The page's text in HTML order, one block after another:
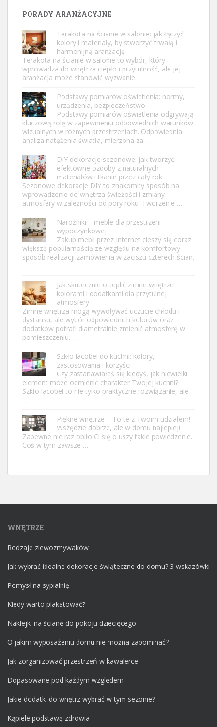
PORADY ARANŻACYJNE
Terakota na ścianie w salonie: jak łączyć
kolory i materiały, by stworzyć trwałą i
harmonijną aranżację
Terakota na ścianie w salonie to wybór, który
wprowadza do wnętrza ciepło i przytulność, ale jej
aranżacja może stanowić wyzwanie. …
Podstawy pomiarów oświetlenia: normy,
urządzenia, bezpieczeństwo
Podstawy pomiarów oświetlenia odgrywają
kluczową rolę w zapewnieniu odpowiednich warunków
wizualnych w różnych przestrzeniach. Odpowiednia
analiza natężenia światła, mierzona za …
DIY dekoracje sezonowe: jak tworzyć
efektowne ozdoby z naturalnych
materiałów i tkanin przez cały rok
Sezonowe dekoracje DIY to znakomity sposób na
wprowadzenie do wnętrza świeżości i zmiany
atmosfery w zależności od pory roku. Tworzenie …
Narożniki – meble dla przestrzeni
wypoczynkowej
Zakup mebli przez Internet cieszy się coraz
większą popularnością ze względu na komfortowy
sposób realizacji zamówienia w zaciszu czterech ścian.
…
Jak skutecznie ocieplić zimne wnętrze
kolorami i dodatkami dla przytulnej
atmosfery
Zimne wnętrza mogą wywoływać uczucie chłodu i
dystansu, ale wybór odpowiednich kolorów oraz
dodatków potrafi diametralnie zmienić atmosferę w
pomieszczeniu. …
Szkło lacobel do kuchni: kolory,
zastosowania i korzyści
Czy zastanawiałeś się kiedyś, jak niewielki
element może odmienić charakter Twojej kuchni?
Szkło lacobel to nie tylko praktyczne rozwiązanie, ale
…
Piękne wnętrze – To te z Twoim udziałem!
Wszędzie dobrze, ale w domu najlepiej!
Zapewne nie raz obiło Ci się o uszy takie powiedzenie.
Coś w tym zawsze …
WNĘTRZE
Rodzaje zlewozmywaków
Jak wybrać idealne dekoracje świąteczne do domu? 3 wskazówki
Pomysł na sypialnię
Kiedy warto plakatować?
Naklejki na ścianę do pokoju dziecięcego
O jakim wyposażeniu domu nie można zapominać?
Jak zorganizować przestrzeń w kawalerce
Dopasowane pod każdym względem
Jakie dodatki do wnętrz wybrać w tym sezonie?
Kąpiele podstawą zdrowia